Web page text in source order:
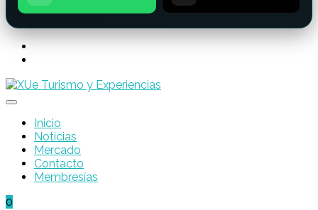
Inicio
Noticias
Mercado
Contacto
Membresías
0